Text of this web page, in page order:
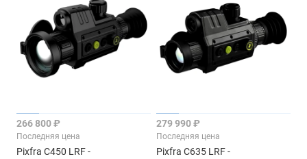
266 800 ₽
Последняя цена
Pixfra C450 LRF -
279 990 ₽
Последняя цена
Pixfra C635 LRF -